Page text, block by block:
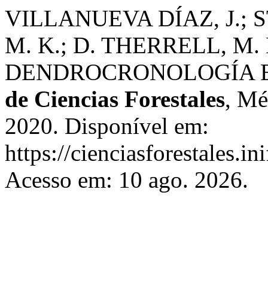
VILLANUEVA DÍAZ, J.;
M. K.; D. THERRELL,
de Ciencias Forestales,
2020. Disponível em:
https://
Acesso em: 10 ago. 2026.